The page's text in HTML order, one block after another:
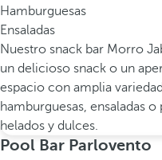
Hamburguesas
Ensaladas
Nuestro snack bar Morro
un delicioso snack o un
espacio con amplia
hamburguesas, ensaladas
helados y dulces.
Pool Bar Parlovento